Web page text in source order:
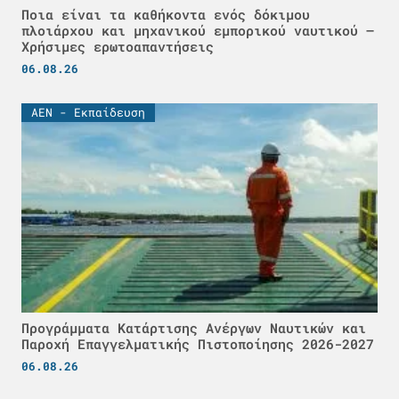
Ποια είναι τα καθήκοντα ενός δόκιμου
πλοιάρχου και μηχανικού εμπορικού ναυτικού –
Χρήσιμες ερωτοαπαντήσεις
06.08.26
ΑΕΝ - Εκπαίδευση
Προγράμματα Κατάρτισης Ανέργων Ναυτικών και
Παροχή Επαγγελματικής Πιστοποίησης 2026-2027
06.08.26